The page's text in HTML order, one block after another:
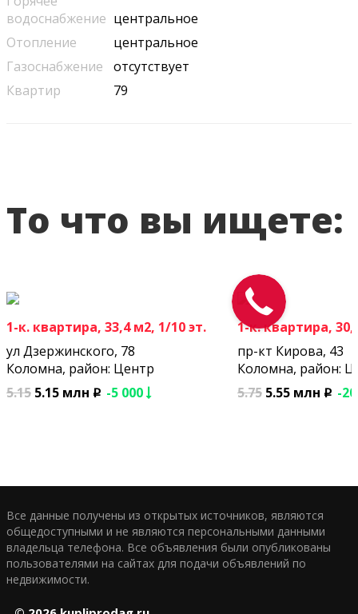
водоснабжение центральное
Отопление
центральное
Газоснабжение
отсутствует
Квартир
79
То что вы ищете:
1-к. квартира, 33,4 м2, 1/10 эт.
ул Дзержинского, 78
Коломна, район: Центр
5.15 5.15 млн p -5 000
1-к. квартира,
пр-кт Кирова, 43
Коломна, район:
5.75 5.55 млн p -
Все данные получены из открытых источников, являются
общедоступными и не являются персональными данными
владельца телефона. Все объявления были опубликованы
пользователями на сайтах для подачи объявлений по
недвижимости.